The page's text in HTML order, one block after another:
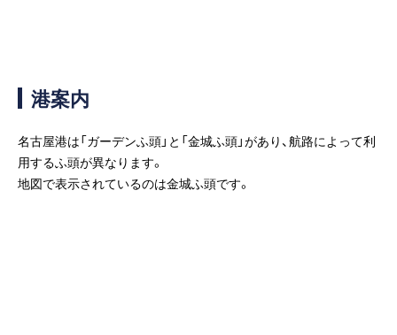
トピックス パンフレット
港案内
名古屋港は「ガーデンふ頭」と「金城ふ頭」があり、航路によって利
用するふ頭が異なります。
地図で表示されているのは金城ふ頭です。